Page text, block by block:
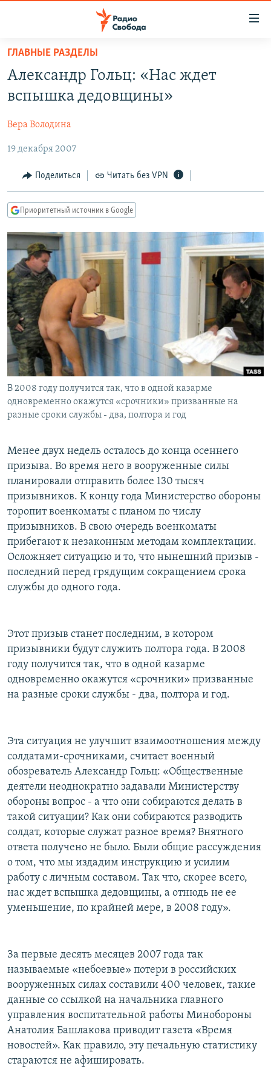
упрощенного
доступа
основному
Вернутся
главной
навигации
Вернутся
поиску
ЦИТАТЫ СВОБОДЫ
МНЕНИЯ
КУЛЬТУРА
IDEL.РЕАЛИИ
КАВКАЗ.РЕАЛИИ
СЕВЕР.РЕАЛИИ
СИБИРЬ.РЕАЛИИ
РАСПИСАНИЕ ВЕЩАНИЯ
ПОДПИШИТЕСЬ НА РАССЫЛКУ
СОЦИАЛЬНЫЕ СЕТИ
Все сайты РСЕ/РС
ГЛАВНЫЕ РАЗДЕЛЫ
Александр Гольц: «Нас ждет
вспышка дедовщины»
Вера Володина
19 декабря 2007
Поделиться Читать без VPN
Приоритетный источник в Google
В 2008 году получится так, что в одной казарме
одновременно окажутся «срочники» призванные на
разные сроки службы - два, полтора и год
Менее двух недель осталось до конца осеннего
призыва. Во время него в вооруженные силы
планировали отправить более 130 тысяч
призывников. К концу года Министерство обороны
торопит военкоматы с планом по числу
призывников. В свою очередь военкоматы
прибегают к незаконным методам комплектации.
Осложняет ситуацию и то, что нынешний призыв -
последний перед грядущим сокращением срока
службы до одного года.
Этот призыв станет последним, в котором
призывники будут служить полтора года. В 2008
году получится так, что в одной казарме
одновременно окажутся «срочники» призванные
на разные сроки службы - два, полтора и год.
Эта ситуация не улучшит взаимоотношения между
солдатами-срочниками, считает военный
обозреватель Александр Гольц: «Общественные
деятели неоднократно задавали Министерству
обороны вопрос - а что они собираются делать в
такой ситуации? Как они собираются разводить
солдат, которые служат разное время? Внятного
ответа получено не было. Были общие рассуждения
о том, что мы издадим инструкцию и усилим
работу с личным составом. Так что, скорее всего,
нас ждет вспышка дедовщины, а отнюдь не ее
уменьшение, по крайней мере, в 2008 году».
За первые десять месяцев 2007 года так
называемые «небоевые» потери в российских
вооруженных силах составили 400 человек, такие
данные со ссылкой на начальника главного
управления воспитательной работы Минобороны
Анатолия Башлакова приводит газета «Время
новостей». Как правило, эту печальную статистику
стараются не афишировать.